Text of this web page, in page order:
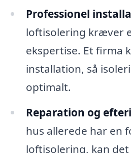
Professionel
loftisolering kræver
ekspertise. Et firma
installation, så
optimalt.
Reparation og
hus allerede har en
loftisolering, kan